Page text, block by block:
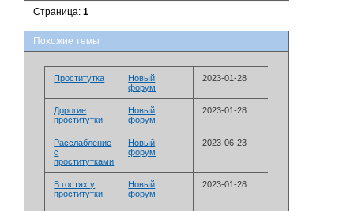
Страница:1
Похожие темы
Проститутка
Новый
форум
2023-01-28
Дорогие
проститутки
Новый
форум
2023-01-28
Расслабление
с
проститутками
Новый
форум
2023-06-23
В гостях у
проститутки
Новый
форум
2023-01-28